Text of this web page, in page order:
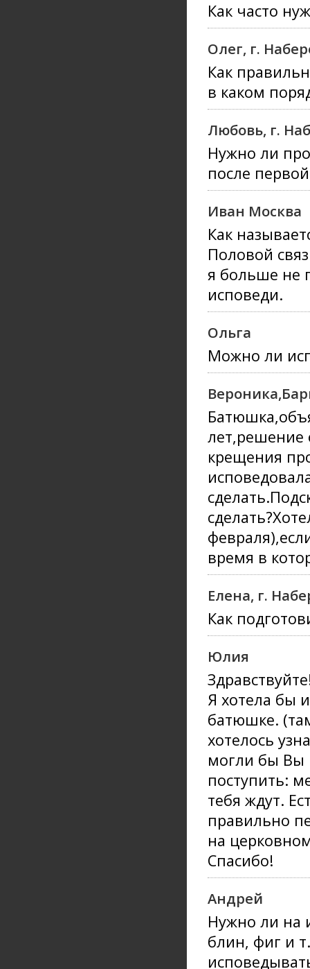
Как часто
Олег, г.
Как
в каком
Любовь, г.
Нужно ли
после
Иван Москва
Как
Половой
я больше не
исповеди.
Ольга
Можно ли
лет,решение
крещения
время в
Елена, г.
Как
Юлия
Я хотела бы
батюшке.
хотелось
могли бы Вы
поступить:
тебя ждут.
правильно
на
Спасибо!
Андрей
Нужно ли на
блин, фиг и